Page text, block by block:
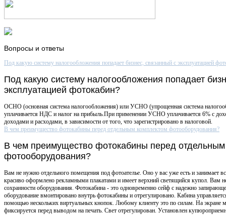
Вопросы и ответы
Под какую систему налогообложения попадает бизнес, связанный с эксплуатацией
Под какую систему налогообложения попадает
эксплуатацией фотокабин?
ОСНО (основная система налогообложения) или УСНО (упрощенная система
уплачивается НДС и налог на прибыль.При применении УСНО уплачивается 6% с
доходами и расходами, в зависимости от того, что зарегистрировано в налоговой.
В чем преимущество фотокабины перед отдельным комплектом фотооборудования?
В чем преимущество фотокабины перед
фотооборудования?
Вам не нужно отдельного помещения под фотоателье. Оно у вас уже есть и занимает
красиво оформлено рекламными плакатами и имеет верхний светящийся купол. Вам
сохранности оборудования. Фотокабина - это одновременно сейф с надежно
оборудование вмонтировано внутрь фотокабины и отрегулировано. Кабина
помощью нескольких виртуальных кнопок. Любому клиенту это по силам. На экране
фиксируется перед выводом на печать. Свет отрегулирован. Установлен